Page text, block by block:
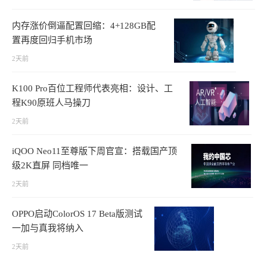
内存涨价倒逼配置回缩：4+128GB配
置再度回归手机市场
2天前
K100 Pro百位工程师代表亮相：设计、工
程K90原班人马操刀
2天前
iQOO Neo11至尊版下周官宣：搭载国产顶
级2K直屏 同档唯一
2天前
OPPO启动ColorOS 17 Beta版测试
一加与真我将纳入
2天前